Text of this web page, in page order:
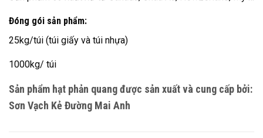
Đóng gói sản phẩm:
25kg/túi (túi giấy và túi nhựa)
1000kg/ túi
Sản phẩm hạt phản quang được sản xuất và cung cấp bởi:
Sơn Vạch Kẻ Đường Mai Anh